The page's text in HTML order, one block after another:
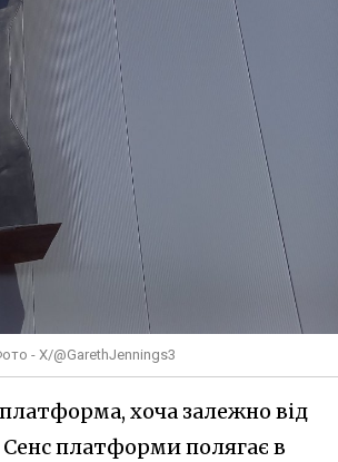
- X/@GarethJennings3
хоча залежно від
платформи полягає в